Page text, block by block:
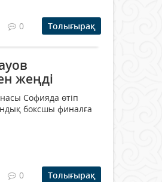
0 Толығырақ
жеңді
Софияда өтіп
боксшы финалға
0 Толығырақ